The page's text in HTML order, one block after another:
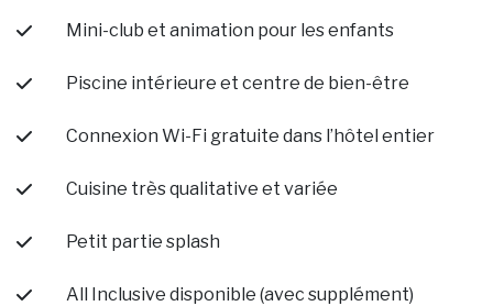
Mini-club et animation pour les enfants
Piscine intérieure et centre de bien-être
Connexion Wi-Fi gratuite dans l’hôtel entier
Cuisine très qualitative et variée
Petit partie splash
All Inclusive disponible (avec supplément)